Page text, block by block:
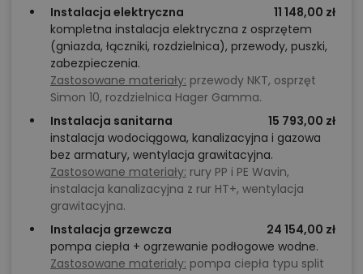
u konkurencji, obniżymy cenę. Dodatkowo nasi
doradcy techniczni już na etapie przed zakupem
pomagają przeanalizować projekt pod kątem
indywidualnych potrzeb: sprawdzimy dopasowanie
do działki, doradzimy w kwestii możliwych zmian i
podpowiemy, jak zoptymalizować układ wnętrz.
Takie podejście pozwala uniknąć kosztownych
błędów już na starcie inwestycji. Wspólnie możemy
omówić m.in. czy warto powiększyć strefę dzienną, jak
najlepiej rozwiązać komunikację w części nocnej albo
gdzie zaplanować dodatkowe okno tarasowe. Dzięki
temu zakup projektu staje się przemyślaną decyzją, a
Instalacja elektryczna
11 148,00 zł
kompletna instalacja elektryczna z osprzętem
(gniazda, łączniki, rozdzielnica), przewody, puszki,
zabezpieczenia.
Zastosowane materiały: przewody NKT, osprzęt
Simon 10, rozdzielnica Hager Gamma.
Instalacja sanitarna
15 793,00 zł
instalacja wodociągowa, kanalizacyjna i gazowa
bez armatury, wentylacja grawitacyjna.
Zastosowane materiały: rury PP i PE Wavin,
instalacja kanalizacyjna z rur HT+, wentylacja
grawitacyjna.
Instalacja grzewcza
24 154,00 zł
pompa ciepła + ogrzewanie podłogowe wodne.
Zastosowane materiały: pompa ciepła typu split